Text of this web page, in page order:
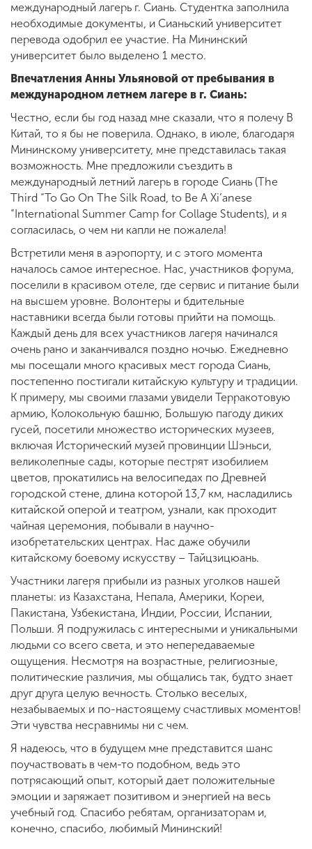
международный лагерь г. Сиань. Студентка заполнила
необходимые документы, и Сианьский университет
перевода одобрил ее участие. На Мининский
университет было выделено 1 место.
Впечатления Анны Ульяновой от пребывания в
международном летнем лагере в г. Сиань:
Честно, если бы год назад мне сказали, что я полечу В
Китай, то я бы не поверила. Однако, в июле, благодаря
Мининскому университету, мне представилась такая
возможность. Мне предложили съездить в
международный летний лагерь в городе Сиань (The
Third “To Go On The Silk Road, to Be A Xi’anese
“International Summer Camp for Collage Students), и я
согласилась, о чем ни капли не пожалела!
Встретили меня в аэропорту, и с этого момента
началось самое интересное. Нас, участников форума,
поселили в красивом отеле, где сервис и питание были
на высшем уровне. Волонтеры и бдительные
наставники всегда были готовы прийти на помощь.
Каждый день для всех участников лагеря начинался
очень рано и заканчивался поздно ночью. Ежедневно
мы посещали много красивых мест города Сиань,
постепенно постигали китайскую культуру и традиции.
К примеру, мы своими глазами увидели Терракотовую
армию, Колокольную башню, Большую пагоду диких
гусей, посетили множество исторических музеев,
включая Исторический музей провинции Шэньси,
великолепные сады, которые пестрят изобилием
цветов, прокатились на велосипедах по Древней
городской стене, длина которой 13,7 км, насладились
китайской оперой и театром, узнали, как проходит
чайная церемония, побывали в научно-
изобретательских центрах. Нас даже обучили
китайскому боевому искусству – Тайцзицюань.
Участники лагеря прибыли из разных уголков нашей
планеты: из Казахстана, Непала, Америки, Кореи,
Пакистана, Узбекистана, Индии, России, Испании,
Польши. Я подружилась с интересными и уникальными
людьми со всего света, и это непередаваемые
ощущения. Несмотря на возрастные, религиозные,
политические различия, мы общались так, будто знает
друг друга целую вечность. Столько веселых,
незабываемых и по-настоящему счастливых моментов!
Эти чувства несравнимы ни с чем.
Я надеюсь, что в будущем мне представится шанс
поучаствовать в чем-то подобном, ведь это
потрясающий опыт, который дает положительные
эмоции и заряжает позитивом и энергией на весь
учебный год. Спасибо ребятам, организаторам и,
конечно, спасибо, любимый Мининский!